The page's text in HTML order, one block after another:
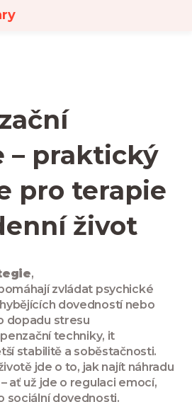
– praktický
pro terapie
život
,
zvládat psychické
dovedností nebo
dopadu stresu
techniky, it
stabilitě a soběstačnosti.
jde o to, jak najít náhradu
ať už jde o regulaci emocí,
sociální dovednosti.